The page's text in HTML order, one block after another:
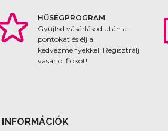
HŰSÉGPROGRAM
Gyűjtsd vásárlásod után a
pontokat és élj a
kedvezményekkel! Regisztrálj
vásárlói fiókot!
INFORMÁCIÓK